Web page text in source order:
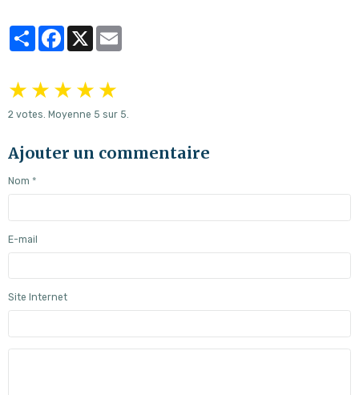
PartagerFacebook
★ ★ ★ ★ ★
2 votes. Moyenne 5 sur 5.
Ajouter un commentaire
Nom
E-mail
Site Internet